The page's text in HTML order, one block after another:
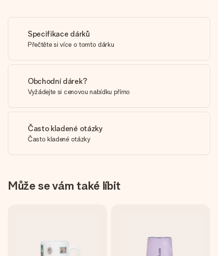
Specifikace dárků
Přečtěte si více o tomto dárku
Obchodní dárek?
Vyžádejte si cenovou nabídku přímo
Často kladené otázky
Často kladené otázky
Může se vám také líbit